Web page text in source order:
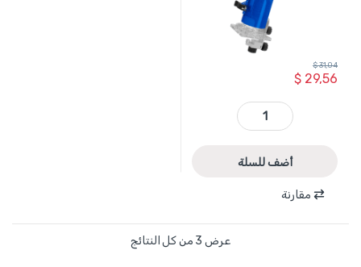
$29,56
$31,04
WLT155001 - روتر خشب 500 واط WADFOW quantity
أضف للسلة
مقارنة
عرض ⁦3⁩ من كل النتائج